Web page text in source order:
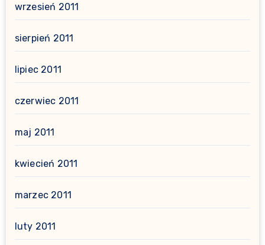
wrzesień 2011
sierpień 2011
lipiec 2011
czerwiec 2011
maj 2011
kwiecień 2011
marzec 2011
luty 2011